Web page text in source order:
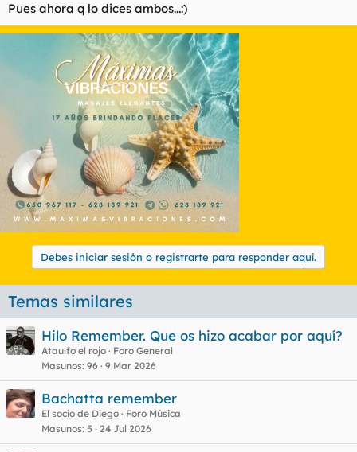
Pues ahora q lo dices ambos...:)
Debes iniciar sesión o registrarte para responder aquí.
Temas similares
Hilo Remember. Que os hizo acabar por aquí?
Ataulfo el rojo
Foro General
Masunos 96 9 Mar 2026
Bachatta remember
El socio de Diego
Foro Música
Masunos 5 24 Jul 2026